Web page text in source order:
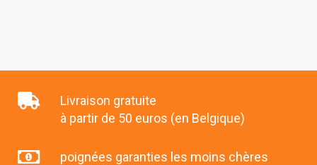
Livraison gratuite
à partir de 50 euros (en Belgique)
poignées garanties les moins chères